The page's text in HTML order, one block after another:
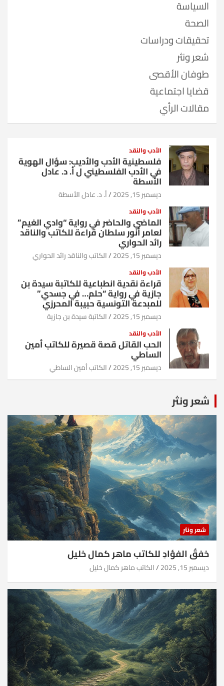
السياسة
الصحة
تحقيقات ودراسات
شعر ونثر
طوفان الأقصى
قضايا اجتماعية
مقالات الرأي
الأدب والنقد
فلسطينية الأدب والأديب: سؤال الهوية
في الأدب الفلسطيني ل أ. د. عادل
الأسطة
ديسمبر 15, 2025 أ. د. عادل الأسطة
الأدب والنقد
الماضي والحاضر في رواية “وادي الغيم”
لعامر أنور سلطان قراءة للكاتب والناقد
رائد الحواري
ديسمبر 15, 2025 الكاتب والناقد رائد الحواري
الأدب والنقد
قراءة نقدية انطباعية للكاتبة سيدة بن
جازية في رواية “حلم… في جسدي”
للمبدعة التونسية حبيبة المحرزي
ديسمبر 15, 2025 الكاتبة سيدة بن جازية
الأدب والنقد
الحب القاتل قصة قصيرة للكاتب أمين
الساطي
ديسمبر 15, 2025 الكاتب أمين الساطي
شعر ونثر
شعر ونثر
خفقُ الفؤادِ للكاتب ماهر كمال خليل
ديسمبر 15, 2025 الكاتب ماهر كمال خليل